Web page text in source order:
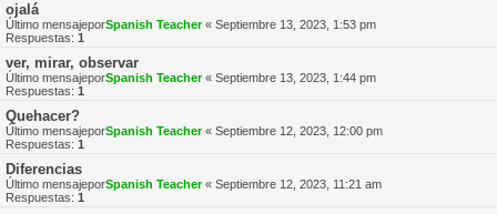
ojalá
Último mensajeporSpanish Teacher« Septiembre 13, 2023, 1:53 pm
Respuestas: 1
ver, mirar, observar
Último mensajeporSpanish Teacher« Septiembre 13, 2023, 1:44 pm
Respuestas: 1
Quehacer?
Último mensajeporSpanish Teacher« Septiembre 12, 2023, 12:00 pm
Respuestas: 1
Diferencias
Último mensajeporSpanish Teacher« Septiembre 12, 2023, 11:21 am
Respuestas: 1